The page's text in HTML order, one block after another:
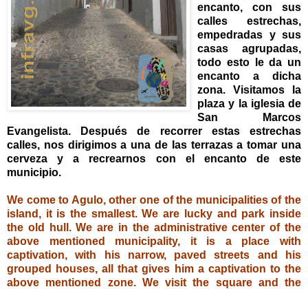
encanto, con sus
calles estrechas,
empedradas y sus
casas agrupadas,
todo esto le da un
encanto a dicha
zona. Visitamos la
plaza y la iglesia de
San Marcos
Evangelista. Después de recorrer estas estrechas
calles, nos dirigimos a una de las terrazas a tomar una
cerveza y a recrearnos con el encanto de este
municipio.
We come to Agulo, other one of the municipalities of the
island, it is the smallest. We are lucky and park inside
the old hull. We are in the administrative center of the
above mentioned municipality, it is a place with
captivation, with his narrow, paved streets and his
grouped houses, all that gives him a captivation to the
above mentioned zone. We visit the square and the